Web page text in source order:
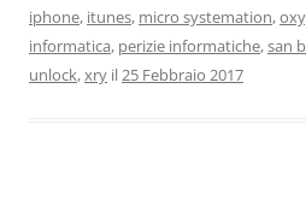
iphone, itunes, micro systemation,
informatica, perizie informatiche,san
unlock,xry il25 Febbraio 2017